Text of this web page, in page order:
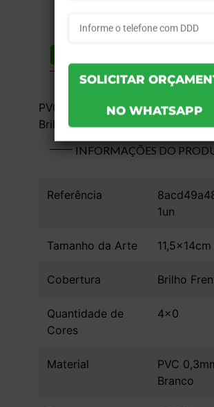
DESCRIÇÃO DO
PVC 0,3mm - Branco - 4x0 -
Brilho Frente - 1 unid
INFORMAÇÕES DO
Referência
1un
Tamanho da Arte 11,5x14cm
Cobertura Brilho
Quantidade de
Cores
4x0
Material
PVC
Branco